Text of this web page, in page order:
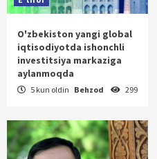
O'zbekiston yangi global
iqtisodiyotda ishonchli
investitsiya markaziga
aylanmoqda
5 kun oldin Behzod 299